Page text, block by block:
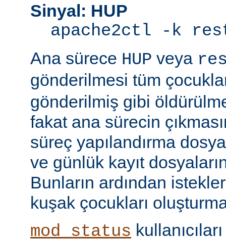
Sinyal: HUP
apache2ctl -k
Ana sürece HUP veya
gönderilmesi tüm
gönderilmiş gibi
fakat ana sürecin
süreç yapılandırma
ve günlük kayıt
Bunların ardından
kuşak çocukları
mod_status